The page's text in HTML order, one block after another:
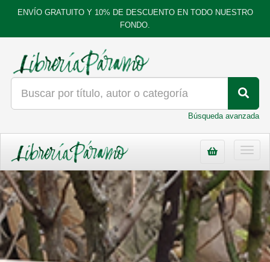
ENVÍO GRATUITO Y 10% DE DESCUENTO EN TODO NUESTRO
FONDO.
Búsqueda avanzada